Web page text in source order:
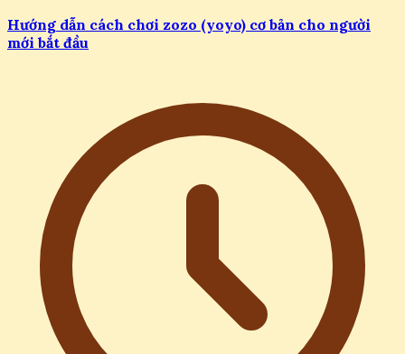
Hướng dẫn cách chơi zozo (yoyo) cơ bản cho người
mới bắt đầu